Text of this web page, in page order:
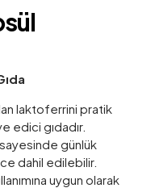
laktoferrini pratik
edici gıdadır.
günlük
dahil edilebilir.
uygun olarak